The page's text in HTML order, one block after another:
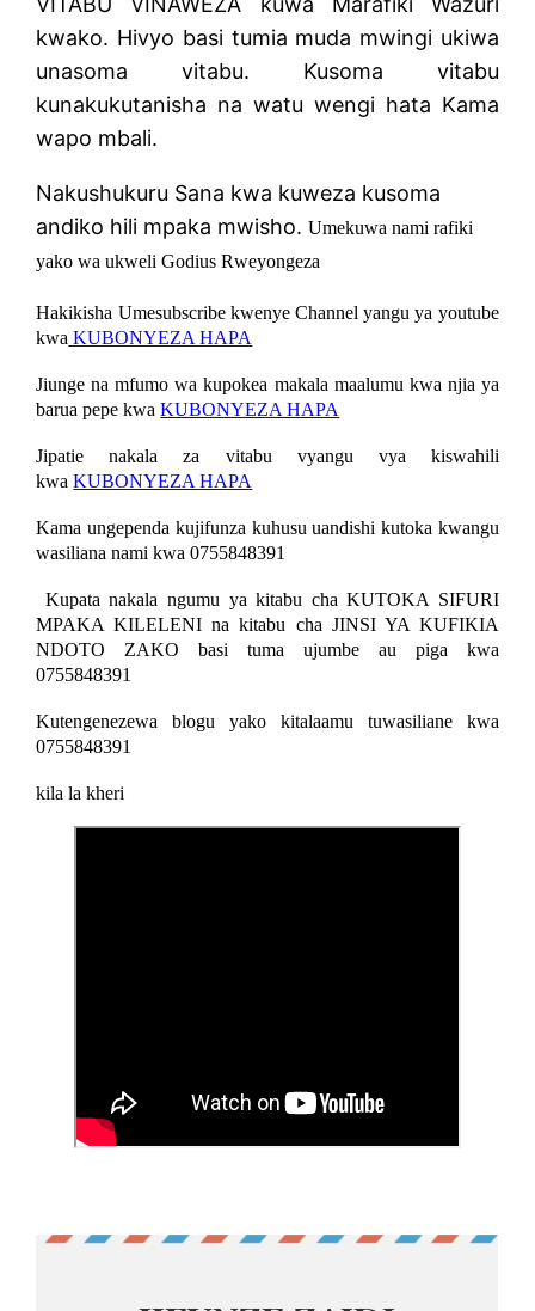
kwako. Hivyo basi tumia muda mwingi ukiwa
unasoma vitabu. Kusoma vitabu
kunakukutanisha na watu wengi hata Kama
wapo mbali.
Nakushukuru Sana kwa kuweza kusoma
andiko hili mpaka mwisho.Umekuwa nami rafiki
yako wa ukweli Godius Rweyongeza
Hakikisha Umesubscribe kwenye Channel yangu ya youtube
kwa KUBONYEZA HAPA
Jiunge na mfumo wa kupokea makala maalumu kwa njia ya
barua pepe kwaKUBONYEZA HAPA
Jipatie nakala za vitabu vyangu vya kiswahili
kwaKUBONYEZA HAPA
Kama ungependa kujifunza kuhusu uandishi kutoka kwangu
wasiliana nami kwa 0755848391
Kupata nakala ngumu ya kitabu cha KUTOKA SIFURI
MPAKA KILELENI na kitabu cha JINSI YA KUFIKIA
NDOTO ZAKO basi tuma ujumbe au piga kwa
0755848391
Kutengenezewa blogu yako kitalaamu tuwasiliane kwa
0755848391
kila la kheri